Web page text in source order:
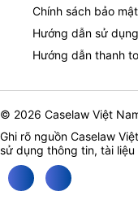
Chính sách bảo mật
Hướng dẫn sử dụng
Hướng dẫn thanh
© 2026 Caselaw Việt
Ghi rõ nguồn Caselaw
sử dụng thông tin, tài